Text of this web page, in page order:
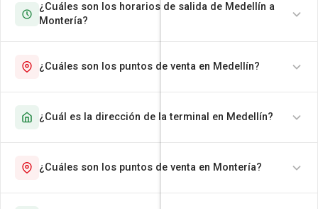
¿Cuáles son los horarios de salida de Medellín a
Montería?
¿Cuáles son los puntos de venta en Medellín?
¿Cuál es la dirección de la terminal en Medellín?
¿Cuáles son los puntos de venta en Montería?